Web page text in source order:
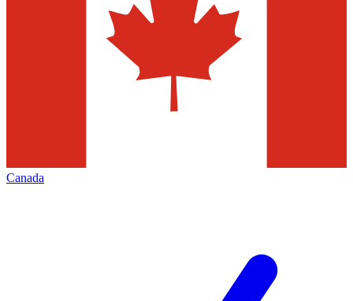
Canada